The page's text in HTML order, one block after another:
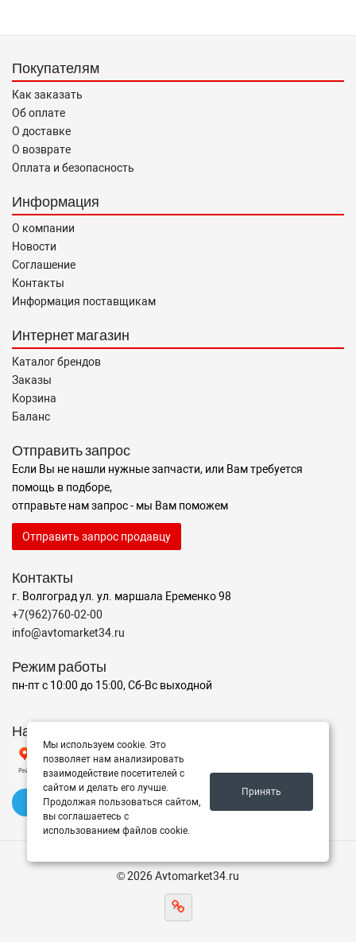
«О защите прав потребителей».
Покупателям
Как заказать
Об оплате
О доставке
О возврате
Оплата и безопасность
Информация
О компании
Новости
Соглашение
Контакты
Информация поставщикам
Интернет магазин
Каталог брендов
Заказы
Корзина
Баланс
Отправить запрос
Если Вы не нашли нужные запчасти, или Вам требуется
помощь в подборе,
отправьте нам запрос - мы Вам поможем
Отправить запрос продавцу
Контакты
г. Волгоград ул. ул. маршала Еременко 98
+7(962)760-02-00
info@avtomarket34.ru
Режим работы
пн-пт с 10:00 до 15:00, Сб-Вс выходной
Наш рейтинг на Яндексе
✍️ Оставить отзыв
© 2026 Avtomarket34.ru
Мы используем cookie. Это
позволяет нам анализировать
взаимодействие посетителей с
сайтом и делать его лучше.
Продолжая пользоваться сайтом,
вы соглашаетесь с
использованием файлов cookie.
Принять